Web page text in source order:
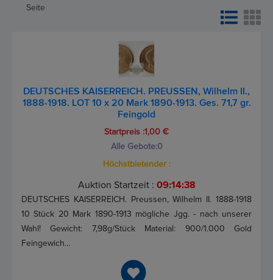
Seite
DEUTSCHES KAISERREICH. PREUSSEN, Wilhelm II.,
1888-1918. LOT 10 x 20 Mark 1890-1913. Ges. 71,7 gr.
Feingold
Startpreis :1,00 €
Alle Gebote:0
Höchstbietender :
Auktion Startzeit : 09:14:37
DEUTSCHES KAISERREICH. Preussen, Wilhelm II. 1888-1918
10 Stück 20 Mark 1890-1913 mögliche Jgg. - nach unserer
Wahl! Gewicht: 7,98g/Stück Material: 900/1.000 Gold
Feingewich...